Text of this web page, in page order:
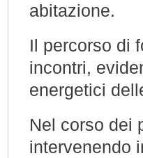
abitazione.
Il percorso di
incontri,
energetici
Nel corso dei
intervenendo